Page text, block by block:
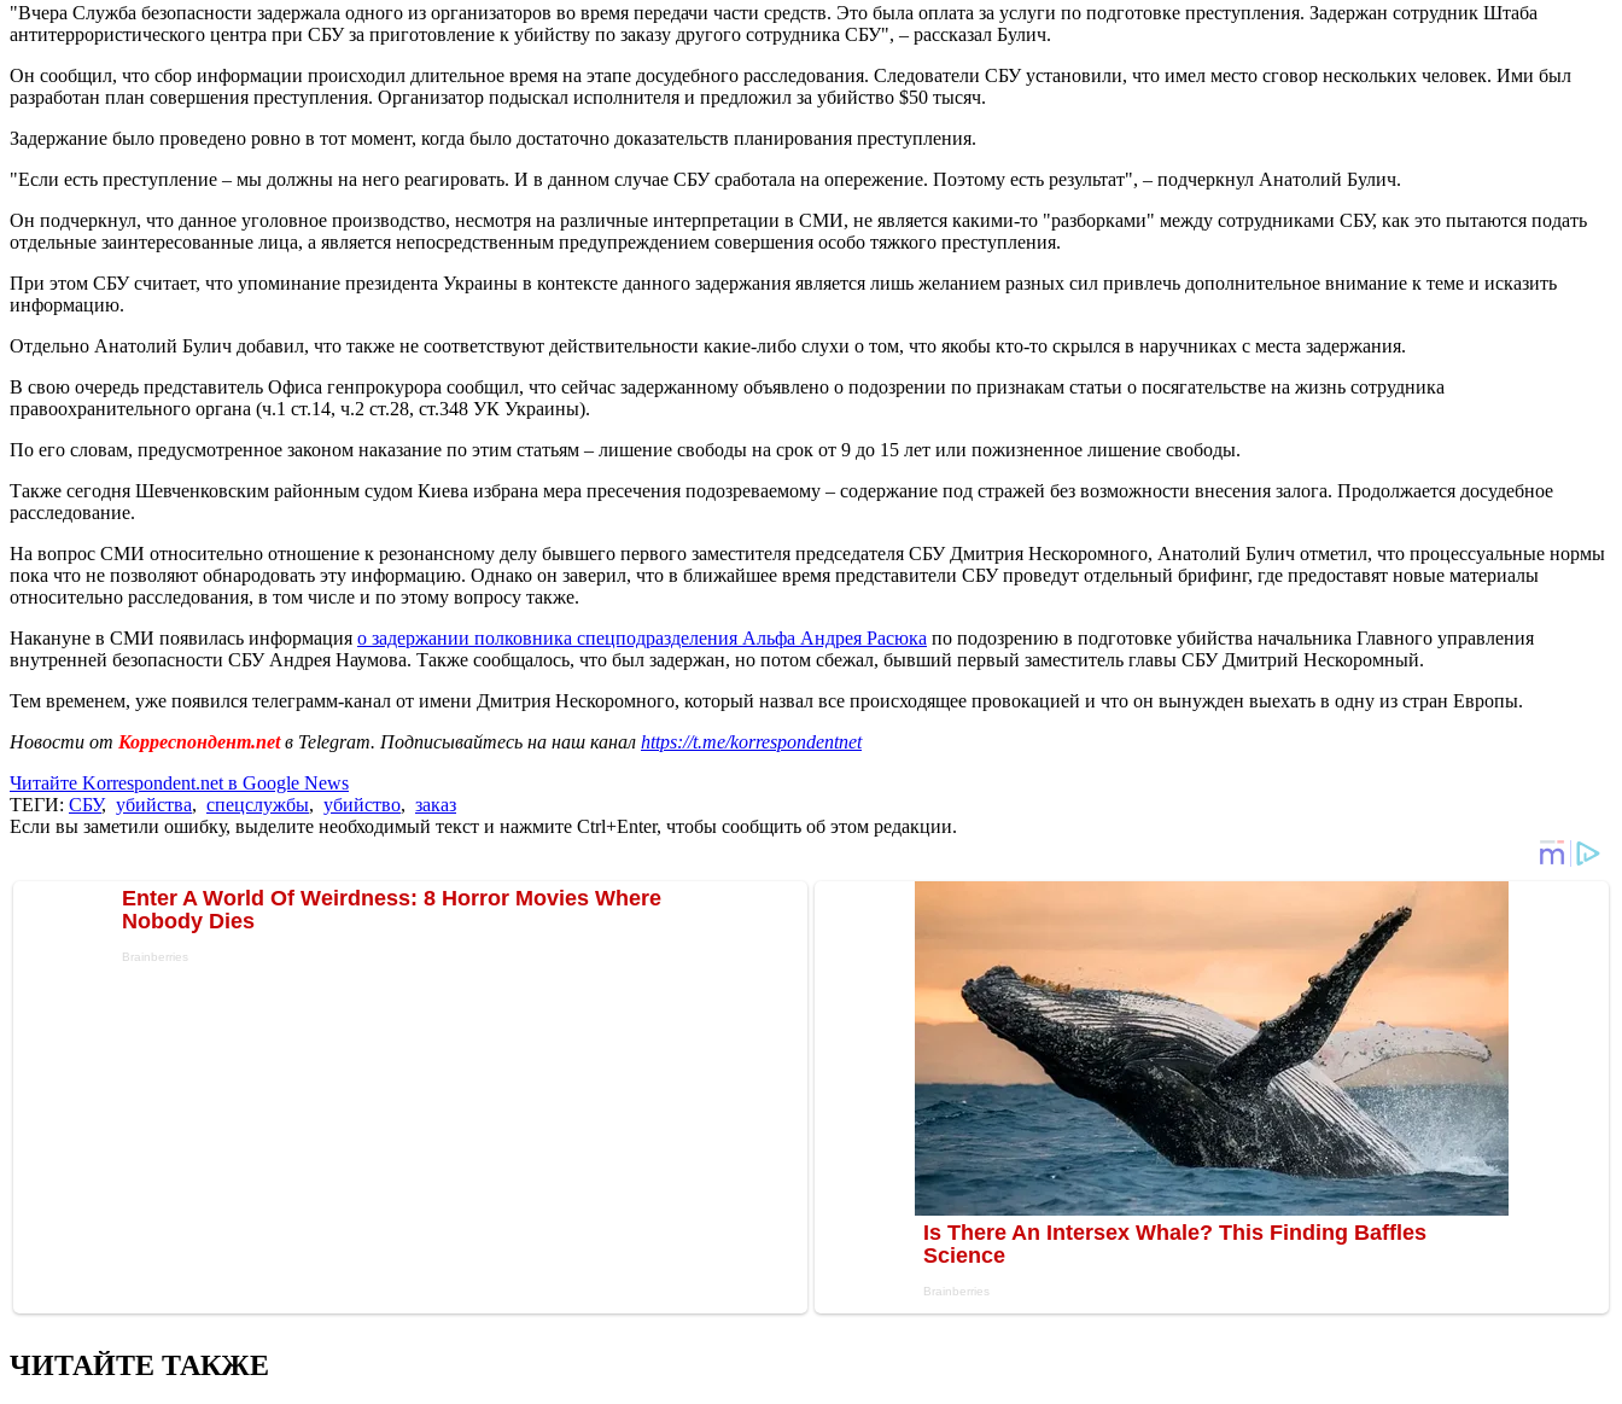
"Вчера Служба безопасности задержала одного из организаторов во время передачи части средств. Это была оплата за услуги по подготовке преступления. Задержан сотрудник Штаба
антитеррористического центра при СБУ за приготовление к убийству по заказу другого сотрудника СБУ", – рассказал Булич.
Он сообщил, что сбор информации происходил длительное время на этапе досудебного расследования. Следователи СБУ установили, что имел место сговор нескольких человек. Ими был
разработан план совершения преступления. Организатор подыскал исполнителя и предложил за убийство $50 тысяч.
Задержание было проведено ровно в тот момент, когда было достаточно доказательств планирования преступления.
"Если есть преступление – мы должны на него реагировать. И в данном случае СБУ сработала на опережение. Поэтому есть результат", – подчеркнул Анатолий Булич.
Он подчеркнул, что данное уголовное производство, несмотря на различные интерпретации в СМИ, не является какими-то "разборками" между сотрудниками СБУ, как это пытаются подать
отдельные заинтересованные лица, а является непосредственным предупреждением совершения особо тяжкого преступления.
При этом СБУ считает, что упоминание президента Украины в контексте данного задержания является лишь желанием разных сил привлечь дополнительное внимание к теме и исказить
информацию.
Отдельно Анатолий Булич добавил, что также не соответствуют действительности какие-либо слухи о том, что якобы кто-то скрылся в наручниках с места задержания.
В свою очередь представитель Офиса генпрокурора сообщил, что сейчас задержанному объявлено о подозрении по признакам статьи о посягательстве на жизнь сотрудника
правоохранительного органа (ч.1 ст.14, ч.2 ст.28, ст.348 УК Украины).
По его словам, предусмотренное законом наказание по этим статьям – лишение свободы на срок от 9 до 15 лет или пожизненное лишение свободы.
Также сегодня Шевченковским районным судом Киева избрана мера пресечения подозреваемому – содержание под стражей без возможности внесения залога. Продолжается досудебное
расследование.
На вопрос СМИ относительно отношение к резонансному делу бывшего первого заместителя председателя СБУ Дмитрия Нескоромного, Анатолий Булич отметил, что процессуальные нормы
пока что не позволяют обнародовать эту информацию. Однако он заверил, что в ближайшее время представители СБУ проведут отдельный брифинг, где предоставят новые материалы
относительно расследования, в том числе и по этому вопросу также.
Накануне в СМИ появилась информация о задержании полковника спецподразделения Альфа Андрея Расюка по подозрению в подготовке убийства начальника Главного управления
внутренней безопасности СБУ Андрея Наумова. Также сообщалось, что был задержан, но потом сбежал, бывший первый заместитель главы СБУ Дмитрий Нескоромный.
Тем временем, уже появился телеграмм-канал от имени Дмитрия Нескоромного, который назвал все происходящее провокацией и что он вынужден выехать в одну из стран Европы.
Новости от Корреспондент.netв Telegram. Подписывайтесь на наш канал https://t.me/korrespondentnet
Читайте Korrespondent.net в Google News
ТЕГИ: СБУ, убийства, спецслужбы, убийство, заказ
Если вы заметили ошибку, выделите необходимый текст и нажмите Ctrl+Enter, чтобы сообщить об этом редакции.
ЧИТАЙТЕ ТАКЖЕ